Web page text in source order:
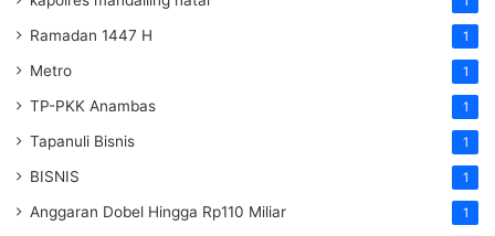
Ramadan 1447 H 1
Metro 1
TP-PKK Anambas 1
Tapanuli Bisnis 1
BISNIS 1
Anggaran Dobel Hingga Rp110 Miliar 1